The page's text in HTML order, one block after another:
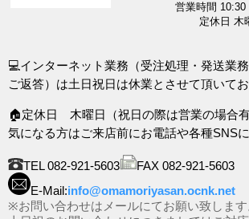
営業時間 10:30
定休日 木
💻インターネット業務（受注処理・発送業
ご返答）は土日祝日は休業とさせて頂いてお
🏠定休日 木曜日（祝日の際は営業の場合有
気になる方はご来店前にお電話や各種SNS
TEL 082-921-5603
FAX 082-921-5603
E-Mail:info@omamoriyasan.ocnk.net
※お問い合わせはメールにてお願い致します